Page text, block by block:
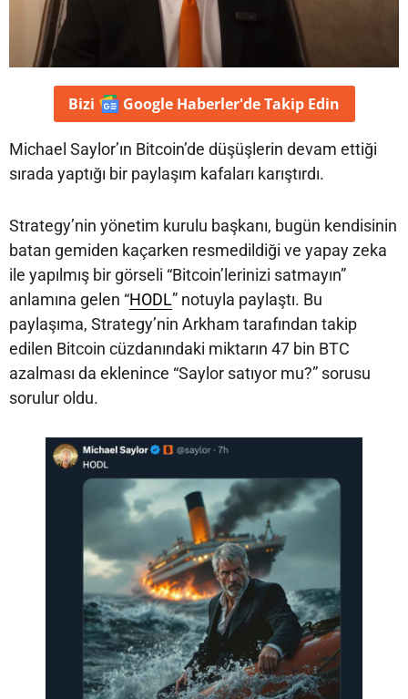
Bizi Google Haberler'deTakip Edin
Michael Saylor’ın Bitcoin’de düşüşlerin devam ettiği
sırada yaptığı bir paylaşım kafaları karıştırdı.
Strategy’nin yönetim kurulu başkanı, bugün kendisinin
batan gemiden kaçarken resmedildiği ve yapay zeka
ile yapılmış bir görseli “Bitcoin’lerinizi satmayın”
anlamına gelen “HODL” notuyla paylaştı. Bu
paylaşıma, Strategy’nin Arkham tarafından takip
edilen Bitcoin cüzdanındaki miktarın 47 bin BTC
azalması da eklenince “Saylor satıyor mu?” sorusu
sorulur oldu.